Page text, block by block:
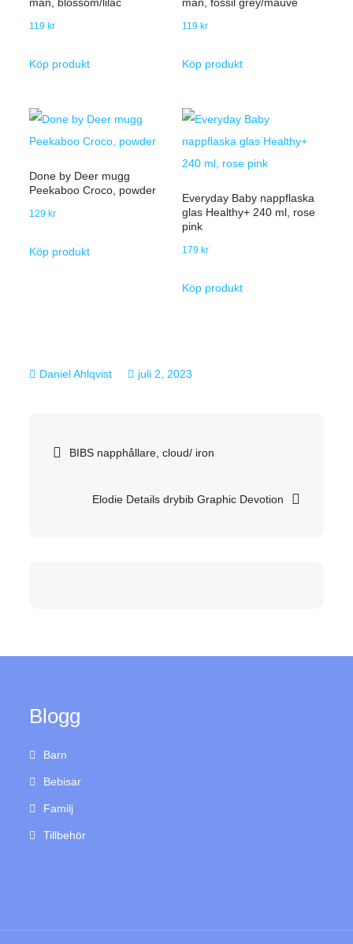
119 kr
Köp produkt
119 kr
Köp produkt
Done by Deer mugg
Peekaboo Croco, powder
129kr
Köp produkt
Everyday Baby nappflaska
glas Healthy+ 240 ml, rose
pink
179kr
Köp produkt
juli 2, 2023
Inläggsnavigering
BIBS napphållare, cloud/ iron
Elodie Details drybib Graphic Devotion
Blogg
Barn
Bebisar
Familj
Tillbehör